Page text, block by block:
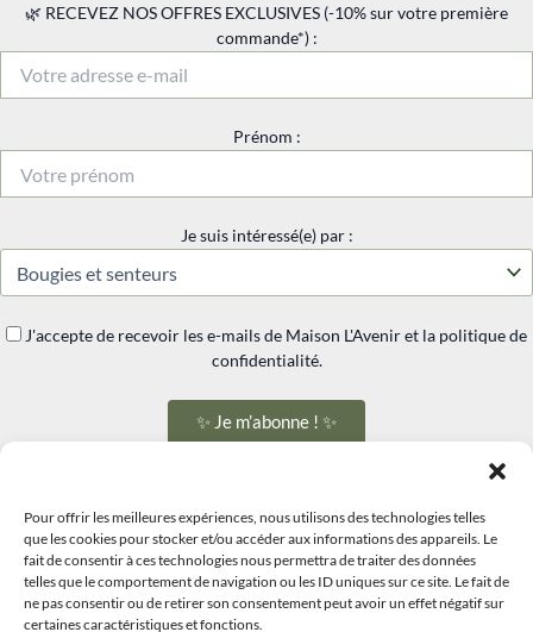
Pour offrir les meilleures expériences, nous utilisons des technologies telles
que les cookies pour stocker et/ou accéder aux informations des appareils. Le
fait de consentir à ces technologies nous permettra de traiter des données
telles que le comportement de navigation ou les ID uniques sur ce site. Le fait de
ne pas consentir ou de retirer son consentement peut avoir un effet négatif sur
certaines caractéristiques et fonctions.
🌿 RECEVEZ NOS OFFRES EXCLUSIVES (-10% sur votre première
commande*) :
Prénom :
Je suis intéressé(e) par :
J'accepte de recevoir les e-mails de Maison L'Avenir et la politique de
confidentialité.
✨ Je m’abonne ! ✨
*Profitez de -10% sur votre première commande en vous abonnant à notre
newsletter. Votre code promo exclusif vous sera envoyé par e-mail après
inscription!